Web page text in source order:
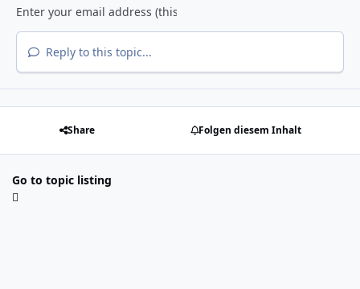
Reply to this topic...
Share Folgen diesem Inhalt
Go to topic listing